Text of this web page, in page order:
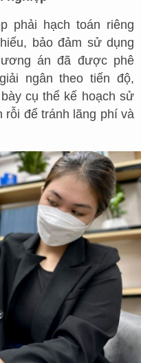
phải hạch toán riêng
bảo đảm sử dụng
án đã được phê
ngân theo tiến độ,
cụ thể kế hoạch sử
rỗi để tránh lãng phí và